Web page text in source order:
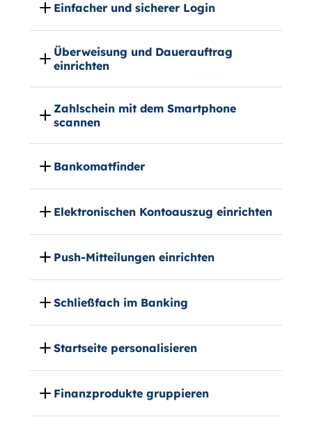
Einfacher und sicherer Login
Überweisung und Dauerauftrag
einrichten
Zahlschein mit dem Smartphone
scannen
Bankomatfinder
Elektronischen Kontoauszug einrichten
Push-Mitteilungen einrichten
Schließfach im Banking
Startseite personalisieren
Finanzprodukte gruppieren